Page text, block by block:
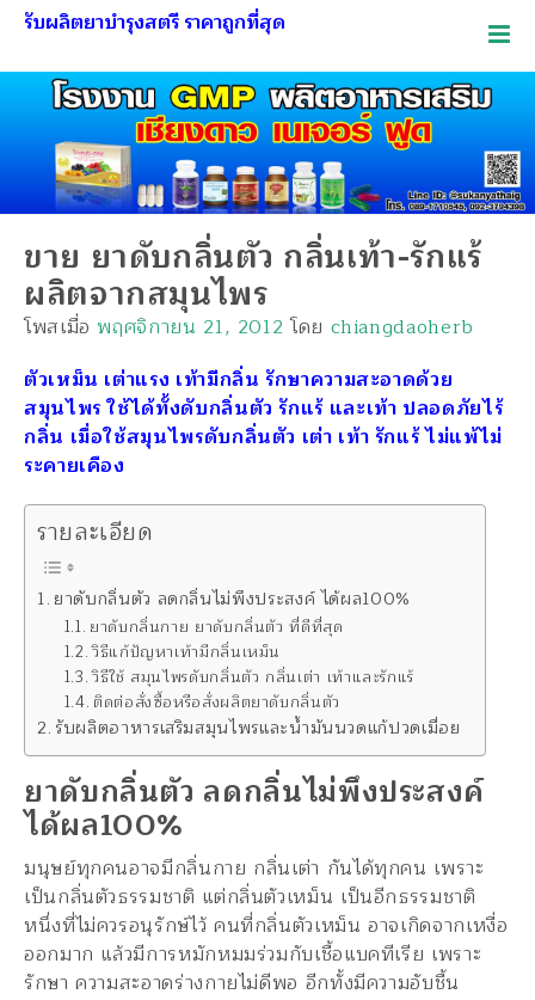
รับผลิตยาบำรุงสตรี ราคาถูกที่สุด
ขาย ยาดับกลิ่นตัว กลิ่นเท้า-รักแร้
ผลิตจากสมุนไพร
โพสเมื่อ พฤศจิกายน 21, 2012โดย chiangdaoherb
ตัวเหม็น เต่าแรง เท้ามีกลิ่น รักษาความสะอาดด้วย
สมุนไพร ใช้ได้ทั้งดับกลิ่นตัว รักแร้ และเท้า ปลอดภัยไร้
กลิ่น เมื่อใช้สมุนไพรดับกลิ่นตัว เต่า เท้า รักแร้ ไม่แพ้ไม่
ระคายเคือง
รายละเอียด
ยาดับกลิ่นตัว ลดกลิ่นไม่พึงประสงค์ ได้ผล100%
ยาดับกลิ่นกาย ยาดับกลิ่นตัว ที่ดีที่สุด
วิธีแก้ปัญหาเท้ามีกลิ่นเหม็น
วิธีใช้ สมุนไพรดับกลิ่นตัว กลิ่นเต่า เท้าและรักแร้
ติดต่อสั่งซื้อหรือสั่งผลิตยาดับกลิ่นตัว
รับผลิตอาหารเสริมสมุนไพรและน้ำมันนวดแก้ปวดเมื่อย
ยาดับกลิ่นตัว ลดกลิ่นไม่พึงประสงค์
ได้ผล100%
มนุษย์ทุกคนอาจมีกลิ่นกาย กลิ่นเต่า กันได้ทุกคน เพราะ
เป็นกลิ่นตัวธรรมชาติ แต่กลิ่นตัวเหม็น เป็นอีกธรรมชาติ
หนึ่งที่ไม่ควรอนุรักษ์ไว้ คนที่กลิ่นตัวเหม็น อาจเกิดจากเหงื่อ
ออกมาก แล้วมีการหมักหมมร่วมกับเชื้อแบคทีเรีย เพราะ
รักษา ความสะอาดร่างกายไม่ดีพอ อีกทั้งมีความอับชื้น